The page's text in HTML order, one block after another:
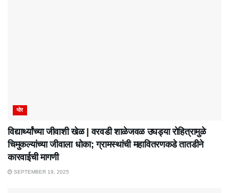
भोर
विद्यार्थ्यांच्या जीवाशी खेळ | वरवडी शाळेजवळ उघड्या रोहित्रामुळे
चिमुकल्यांच्या जीवाला धोका; ग्रामस्थांची महावितरणकडे तातडीने
कारवाईची मागणी
SEPTEMBER 19, 2025